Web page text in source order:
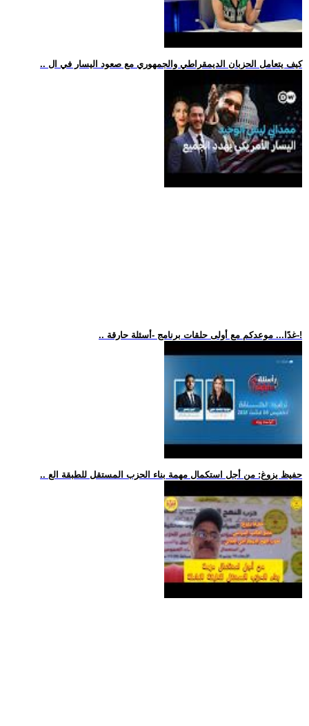
.. كيف يتعامل الحزبان الديمقراطي والجمهوري مع صعود اليسار في ال
.. غدًا... موعدكم مع أولى حلقات برنامج -أسئلة حارقة-!
.. حفيظ يزوغ: من أجل استكمال مهمة بناء الحزب المستقل للطبقة الع